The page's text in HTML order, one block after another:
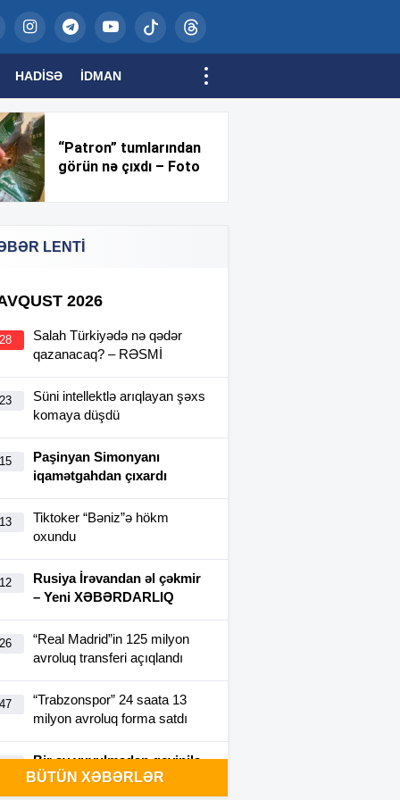
HADISƏ İDMAN
“Patron” tumlarından
görün nə çıxdı – Foto
LENTİ
2026
Salah Türkiyədə nə qədər
qazanacaq? – RƏSMİ
Süni intellektlə arıqlayan şəxs
komaya düşdü
Paşinyan Simonyanı
iqamətgahdan çıxardı
Tiktoker “Bəniz”ə hökm
oxundu
Rusiya İrəvandan əl çəkmir
– Yeni XƏBƏRDARLIQ
“Real Madrid”in 125 milyon
avroluq transferi açıqlandı
“Trabzonspor” 24 saata 13
milyon avroluq forma satdı
Bir ay yuyulmadan geyinilə
bilən futbolka yaradıldı-
BÜTÜN XƏBƏRLƏR